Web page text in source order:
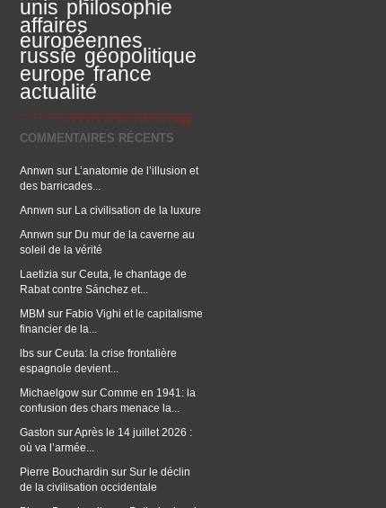
unis philosophie
affaires
européennes
russie géopolitique
europe france
actualité
COMMENTAIRES RÉCENTS
Annwn sur L’anatomie de l’illusion et
des barricades...
Annwn sur La civilisation de la luxure
Annwn sur Du mur de la caverne au
soleil de la vérité
Laetizia sur Ceuta, le chantage de
Rabat contre Sánchez et...
MBM sur Fabio Vighi et le capitalisme
financier de la...
lbs sur Ceuta: la crise frontalière
espagnole devient...
Michaelgow sur Comme en 1941: la
confusion des chars menace la...
Gaston surAprès le 14 juillet 2026 :
où va l’armée...
Pierre Bouchardin sur Sur le déclin
de la civilisation occidentale